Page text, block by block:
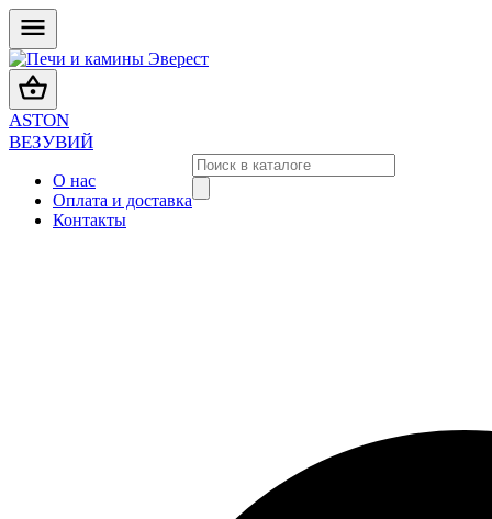
ASTON
ВЕЗУВИЙ
О нас
Оплата и доставка
Контакты